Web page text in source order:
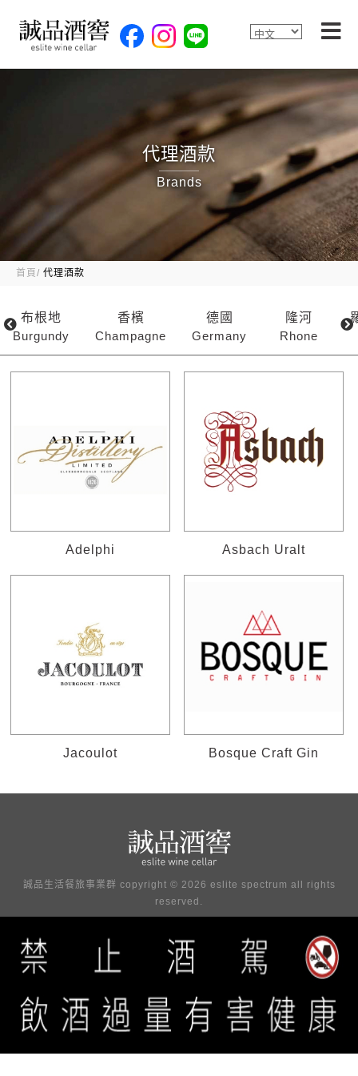
代理酒款
Brands
首頁 代理酒款
布根地
Burgundy
香檳
Champagne
德國
Germany
隆河
Rhone
Adelphi Asbach Uralt
Jacoulot Bosque Craft Gin
誠品生活餐旅事業群 copyright © 2026 eslite spectrum all rights
reserved.